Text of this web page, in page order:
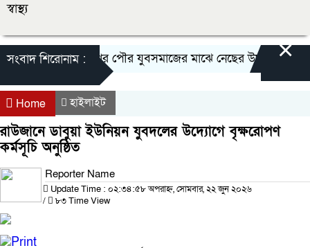
স্বাস্থ্য
সংবাদ শিরোনাম :
জীবননগর পৌর যুবসমাজের মাঝে নেছের উদ্দীন টুটুলের
×
Home হাইলাইট
রাউজানে ডাবুয়া ইউনিয়ন যুবদলের উদ্যোগে বৃক্ষরোপণ
কর্মসূচি অনুষ্ঠিত
Reporter Name
Update Time : ০২:৩৪:৫৮ অপরাহ্ন, সোমবার, ২২ জুন ২০২৬
/
৮৩ Time View